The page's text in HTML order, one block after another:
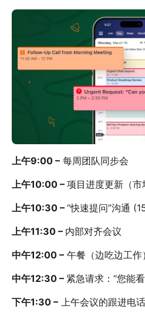
上午9:00 – 每周团队同步会
上午10:00 – 项目进度更新（市
上午10:30 – “快速提问”沟通
上午11:30 – 内部对齐会议
中午12:00 – 午餐（边吃边工
中午12:30 – 紧急请求：“您能
下午1:30 – 上午会议的跟进电话